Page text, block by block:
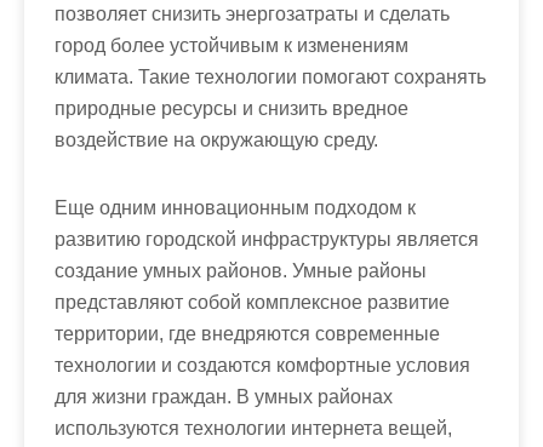
позволяет снизить энергозатраты и сделать
город более устойчивым к изменениям
климата. Такие технологии помогают сохранять
природные ресурсы и снизить вредное
воздействие на окружающую среду.
Еще одним инновационным подходом к
развитию городской инфраструктуры является
создание умных районов. Умные районы
представляют собой комплексное развитие
территории, где внедряются современные
технологии и создаются комфортные условия
для жизни граждан. В умных районах
используются технологии интернета вещей,